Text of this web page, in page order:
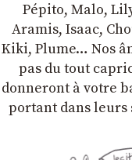
Pépito, Malo,
Aramis, Isaac,
Kiki, Plume… Nos
pas du tout
donneront à votre
portant dans leurs